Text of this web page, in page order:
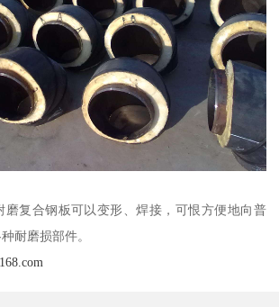
磨复合钢板可以变形、焊接，可恨方便地向普
耐磨损部件。